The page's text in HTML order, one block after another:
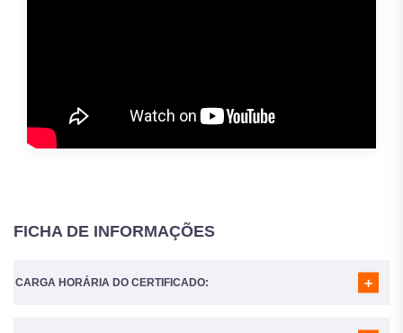
FICHA DE INFORMAÇÕES
CARGA HORÁRIA DO CERTIFICADO: